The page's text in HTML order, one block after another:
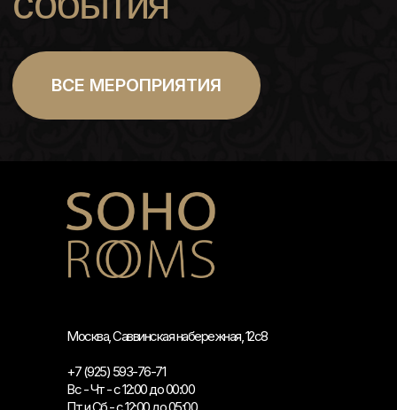
Москва, Саввинская набережная, 12с8
+7 (925) 593-76-71
Вс - Чт - с 12:00 до 00:00
Пт и Сб - с 12:00 до 05:00